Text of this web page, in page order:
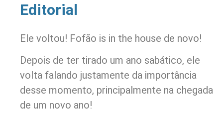
Editorial
Ele voltou! Fofão is in the house de novo!
Depois de ter tirado um ano sabático, ele
volta falando justamente da importância
desse momento, principalmente na chegada
de um novo ano!